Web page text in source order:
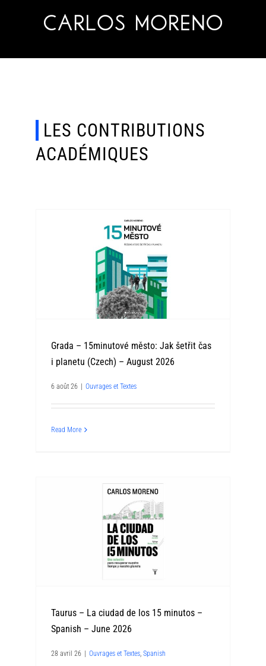
LES CONTRIBUTIONS
ACADÉMIQUES
Grada – 15minutové město: Jak šetřit čas
i planetu (Czech) – August 2026
6 août 26 | Ouvrages et Textes
Read More
Taurus – La ciudad de los 15 minutos –
Spanish – June 2026
28 avril 26 Ouvrages et Textes, Spanish